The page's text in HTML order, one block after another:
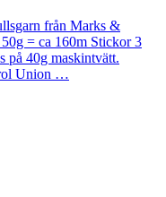
från Marks &
= ca 160m Stickor 3
på 40g maskintvätt.
Union …